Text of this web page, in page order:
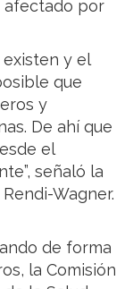
afectado por
y el
que
y
De ahí que
el
señaló la
Wagner.
de forma
la Comisión